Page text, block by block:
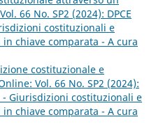
66 No. SP2 (2024): DPCE
costituzionali e
chiave comparata - A cura
costituzionale e
Vol. 66 No. SP2 (2024):
- Giurisdizioni costituzionali e
chiave comparata - A cura